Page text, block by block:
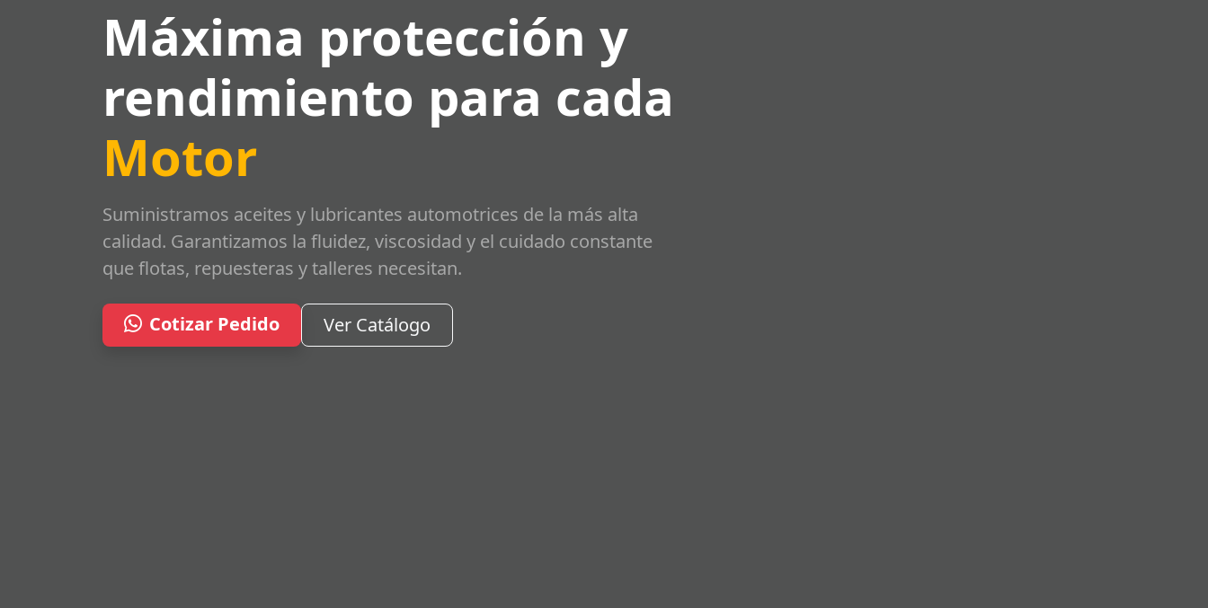
Máxima protección y
rendimiento para cada
Motor
Suministramos aceites y lubricantes automotrices de la más alta
calidad. Garantizamos la fluidez, viscosidad y el cuidado constante
que flotas, repuesteras y talleres necesitan.
Cotizar Pedido Ver Catálogo